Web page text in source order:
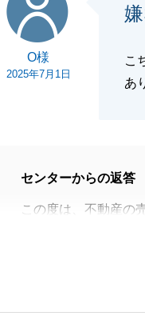
O様
2025年7月1日
こ
あ
センターからの返答
この度は、不動産の
新築マンションへの
程ありましたが、無